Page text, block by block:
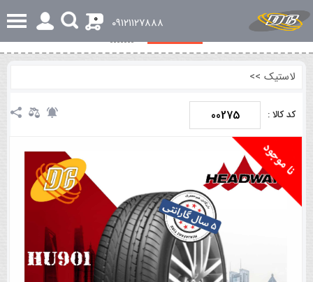
٠٩١٢١١٢٧٨٨٨ 0
مشخصات کلی نظرات
لاستیک >>
کد کالا : 00275